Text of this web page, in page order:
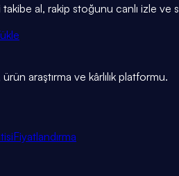
al, rakip stoğunu canlı izle ve
araştırma ve kârlılık platformu.
Fiyatlandırma